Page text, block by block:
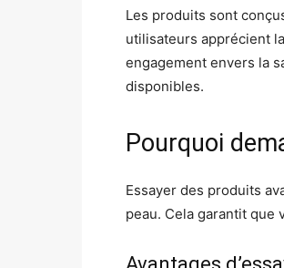
Les produits sont
utilisateurs apprécient
engagement envers la
disponibles.
Pourquoi
Essayer des produits
peau. Cela garantit que